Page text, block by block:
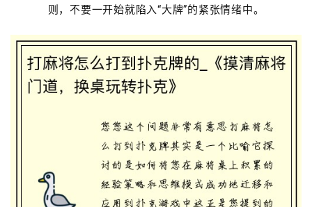
则，不要一开始就陷入“大牌”的紧张情绪中。